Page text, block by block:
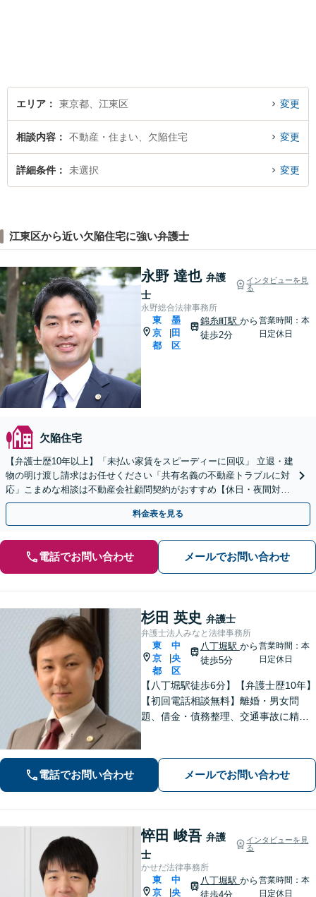
エリア 東京都、江東区 変更
相談内容 不動産・住まい、欠陥住宅 変更
詳細条件 未選択 変更
江東区から近い欠陥住宅に強い弁護士
永野 達也 弁護
士
インタビューを見
る
永野総合法律事務所
東
京
都
墨
田
区
錦糸町駅 から
徒歩2分
営業時間：本
日定休日
欠陥住宅
【弁護士歴10年以上】「未払い家賃をスピーディーに回収」 立退・建
物の明け渡し請求はお任せください「共有名義の不動産トラブルに対
応」こまめな相談は不動産会社顧問契約がおすすめ【休日・夜間対
応】【WEB相談可】【錦糸町3分】
料金表を見る
電話でお問い合わせ メールでお問い合わせ
杉田 英史 弁護士
弁護士法人みなと法律事務所
東
京
都
|
中
央
区
八丁堀駅 から
徒歩5分
営業時間：本
日定休日
【八丁堀駅徒歩6分】【弁護士歴10年】
【初回電話相談無料】離婚・男女問
題、借金・債務整理、交通事故に精通
まいります。お困りごとはお早めにご
相談を！【分割払い対応】
電話でお問い合わせ メールでお問い合わせ
悴田 峻吾 弁護
士
インタビューを見
る
かせだ法律事務所
東
京
|
中
央
八丁堀駅 から
徒歩4分
営業時間：本
日定休日